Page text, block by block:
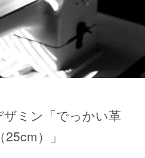
ザミン「でっかい革
）」